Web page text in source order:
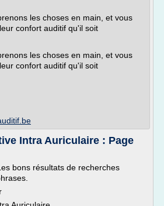
les choses en main, et vous
confort auditif qu'il soit
les choses en main, et vous
confort auditif qu'il soit
Intra Auriculaire : Page
bons résultats de recherches